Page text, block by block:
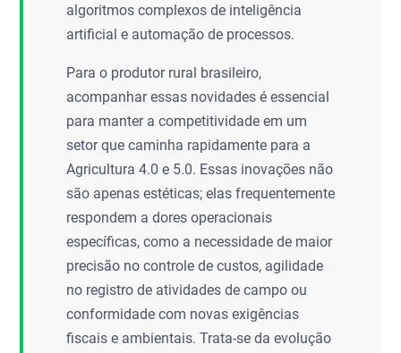
algoritmos complexos de inteligência
artificial e automação de processos.
Para o produtor rural brasileiro,
acompanhar essas novidades é essencial
para manter a competitividade em um
setor que caminha rapidamente para a
Agricultura 4.0 e 5.0. Essas inovações não
são apenas estéticas; elas frequentemente
respondem a dores operacionais
específicas, como a necessidade de maior
precisão no controle de custos, agilidade
no registro de atividades de campo ou
conformidade com novas exigências
fiscais e ambientais. Trata-se da evolução